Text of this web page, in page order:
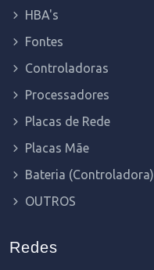
HBA's
Fontes
Controladoras
Processadores
Placas de Rede
Placas Mãe
Bateria (Controladora)
OUTROS
Redes